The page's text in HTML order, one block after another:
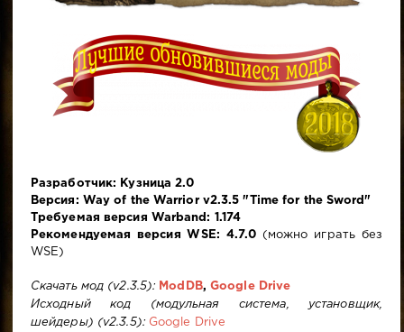
Разработчик: Кузница 2.0
Версия: Way of the Warrior v2.3.5 "Time for the Sword"
Требуемая версия Warband: 1.174
Рекомендуемая версия WSE: 4.7.0 (можно играть без
WSE)
Скачать мод (v2.3.5): ModDB, Google Drive
Исходный код (модульная система, установщик,
шейдеры) (v2.3.5): Google Drive